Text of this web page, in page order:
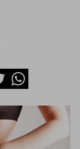
Whatsapp